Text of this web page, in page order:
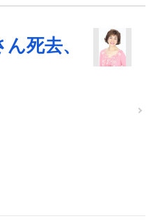
死去、